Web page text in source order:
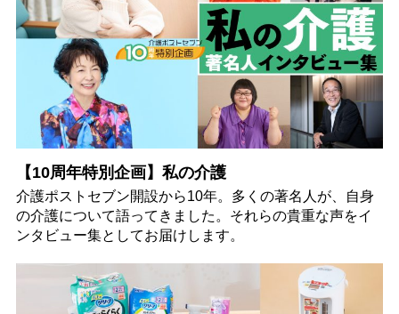
【10周年特別企画】私の介護
介護ポストセブン開設から10年。多くの著名人が、自身
の介護について語ってきました。それらの貴重な声をイ
ンタビュー集としてお届けします。